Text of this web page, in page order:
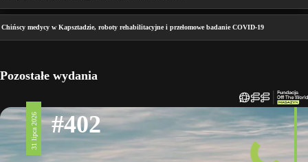
Chińscy medycy w Kapsztadzie, roboty rehabilitacyjne i przełomowe badanie COVID-19
Pozostałe wydania
31 lipca 2026 #402